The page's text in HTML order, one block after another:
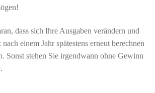
dass sich Ihre Ausgaben verändern und
einem Jahr spätestens erneut berechnen
Sonst stehen Sie irgendwann ohne Gewinn